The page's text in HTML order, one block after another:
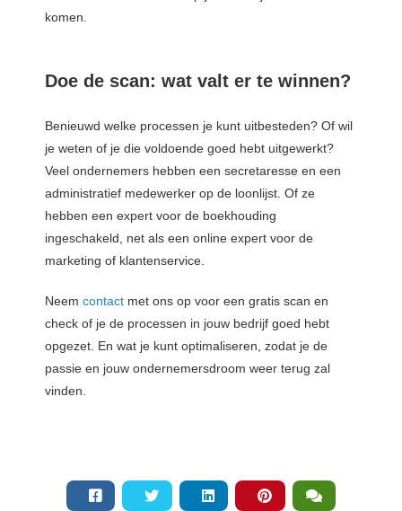
komen.
Doe de scan: wat valt er te winnen?
Benieuwd welke processen je kunt uitbesteden? Of wil
je weten of je die voldoende goed hebt uitgewerkt?
Veel ondernemers hebben een secretaresse en een
administratief medewerker op de loonlijst. Of ze
hebben een expert voor de boekhouding
ingeschakeld, net als een online expert voor de
marketing of klantenservice.
Neem contact met ons op voor een gratis scan en
check of je de processen in jouw bedrijf goed hebt
opgezet. En wat je kunt optimaliseren, zodat je de
passie en jouw ondernemersdroom weer terug zal
vinden.